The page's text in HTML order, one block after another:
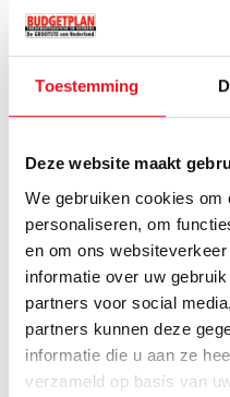
Toestemming
Deze website maakt
We gebruiken cookies
personaliseren, om
en om ons
informatie over uw
partners voor social
partners kunnen deze
informatie die u aan ze
verzameld op basis van
afvoeren
Overige kenmerken
LED verlichting
Vetfilter reiniging
Recirculatiefilter
Afstandsbediening
Technische kenmerken
Product afmetingen
Uitsparingsmaat
Hoogte incl. montage
Meer
Categorie
Sub-categories
Soort
Garantie
Levertijd
Toon alle